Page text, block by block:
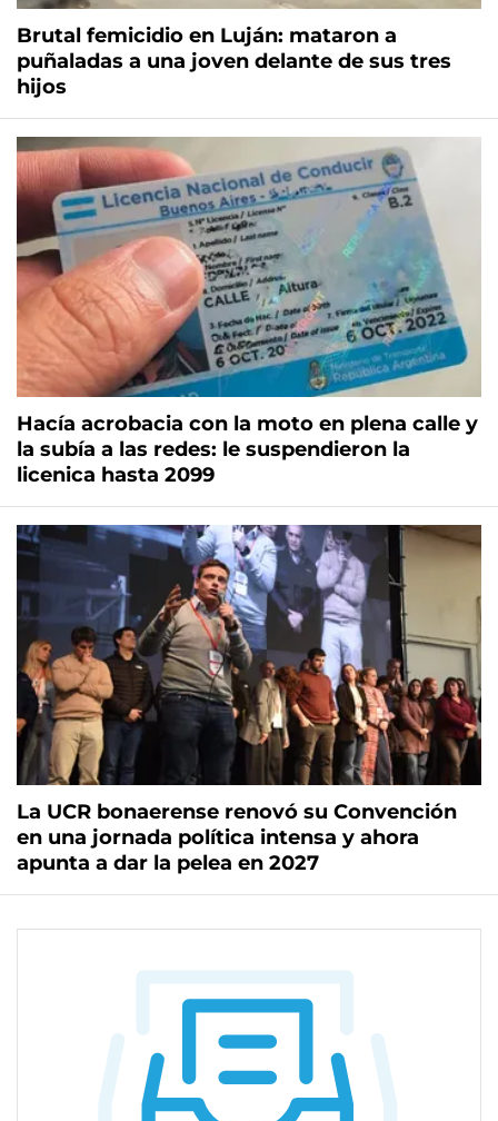
Brutal femicidio en Luján: mataron a
puñaladas a una joven delante de sus tres
hijos
Hacía acrobacia con la moto en plena calle y
la subía a las redes: le suspendieron la
licenica hasta 2099
La UCR bonaerense renovó su Convención
en una jornada política intensa y ahora
apunta a dar la pelea en 2027